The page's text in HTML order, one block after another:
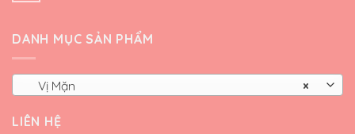
DANH MỤC SẢN PHẨM
×
Vị Mặn
LIÊN HỆ